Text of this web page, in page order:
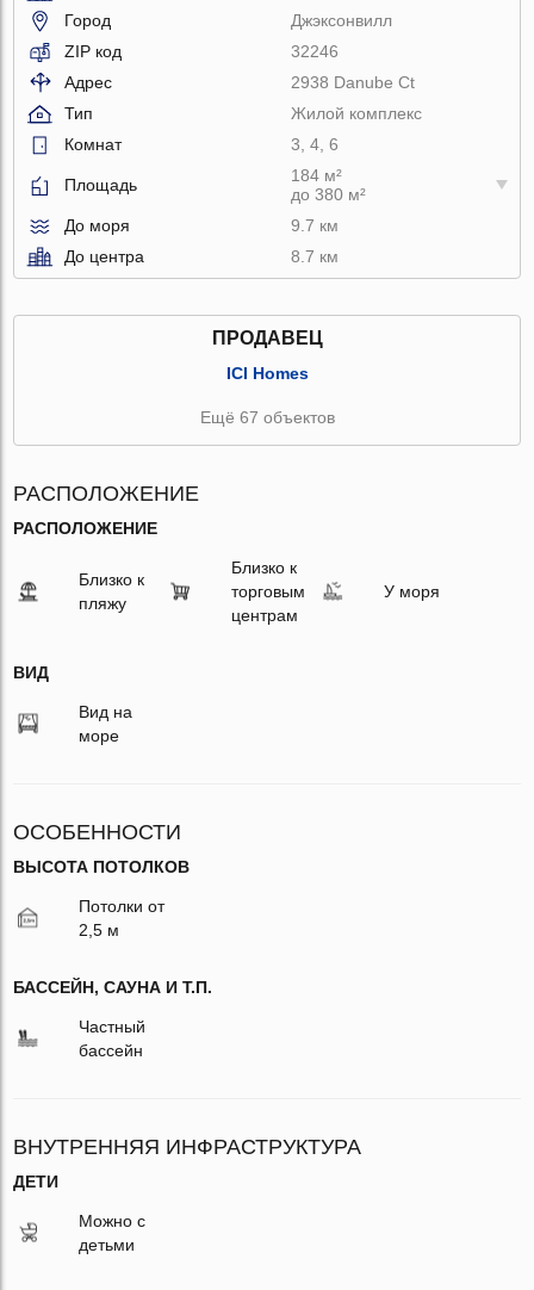
Город
Джэксонвилл
ZIP код
32246
Адрес
2938 Danube Ct
Тип
Жилой комплекс
Комнат
3, 4, 6
Площадь
184 м²
до 380 м²
До моря
9.7 км
До центра
8.7 км
ПРОДАВЕЦ
ICI Homes
Ещё 67 объектов
РАСПОЛОЖЕНИЕ
РАСПОЛОЖЕНИЕ
Близко к
пляжу
Близко к
торговым
центрам
У моря
ВИД
Вид на
море
ОСОБЕННОСТИ
ВЫСОТА ПОТОЛКОВ
Потолки от
2,5 м
БАССЕЙН, САУНА И Т.П.
Частный
бассейн
ВНУТРЕННЯЯ ИНФРАСТРУКТУРА
ДЕТИ
Можно с
детьми